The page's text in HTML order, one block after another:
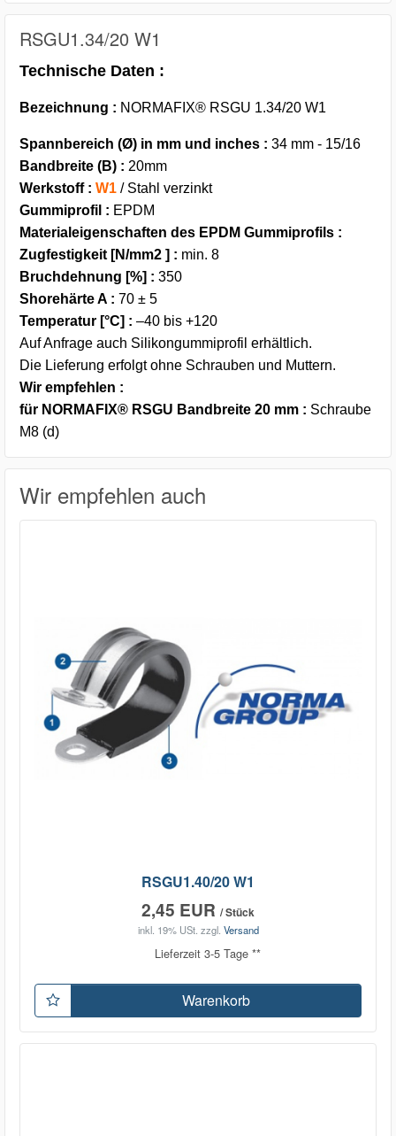
RSGU1.34/20 W1
Technische Daten :
Bezeichnung : NORMAFIX® RSGU 1.34/20 W1
Spannbereich (Ø) in mm und inches : 34 mm - 15/16
Bandbreite (B) : 20mm
Werkstoff : W1 / Stahl verzinkt
Gummiprofil : EPDM
Materialeigenschaften des EPDM Gummiprofils :
Zugfestigkeit [N/mm2 ] : min. 8
Bruchdehnung [%] : 350
Shorehärte A : 70 ± 5
Temperatur [°C] : –40 bis +120
Auf Anfrage auch Silikongummiprofil erhältlich.
Die Lieferung erfolgt ohne Schrauben und Muttern.
Wir empfehlen :
für NORMAFIX® RSGU Bandbreite 20 mm : Schraube
M8 (d)
Wir empfehlen auch
RSGU1.40/20 W1
2,45 EUR / Stück
inkl. 19% USt. zzgl. Versand
Lieferzeit 3-5 Tage **
Warenkorb